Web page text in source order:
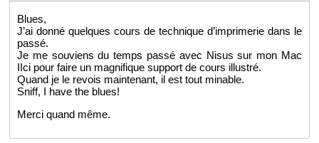
Blues,
J’ai donné quelques cours de tech­nique d’im­pri­me­rie dans le
passé.
Je me sou­viens du temps passé avec Nisus sur mon Mac
IIci pour faire un ma­gni­fique sup­port de cours illus­tré.
Quand je le re­vois main­te­nant, il est tout mi­nable.
Sniff, I have the blues!
Merci quand même.